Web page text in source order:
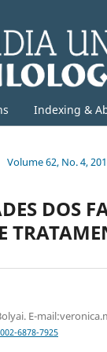
Indexing &
Volume 62, No. 4,
DOS
E-
6878-7925